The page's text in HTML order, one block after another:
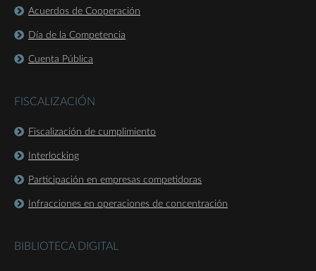
Acuerdos de Cooperación
Día de la Competencia
Cuenta Pública
FISCALIZACIÓN
Fiscalización de cumplimiento
Interlocking
Participación en empresas competidoras
Infracciones en operaciones de concentración
BIBLIOTECA DIGITAL